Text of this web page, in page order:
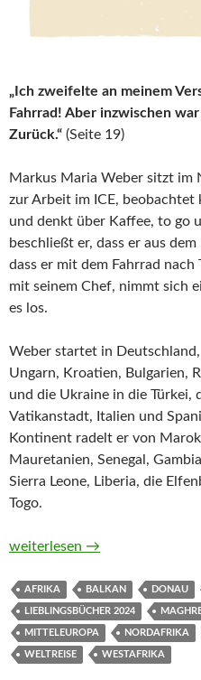
„Ich zweifelte an meinem
Fahrrad! Aber inzwischen
Zurück.“ (Seite 19)
Markus Maria Weber sitzt im
zur Arbeit im ICE,
und denkt über Kaffee, to go
beschließt er, dass er aus
dass er mit dem Fahrrad
mit seinem Chef, nimmt sich
es los.
Weber startet in
Ungarn, Kroatien, Bulgarien,
und die Ukraine in die Türkei,
Vatikanstadt, Italien und
Kontinent radelt er von
Mauretanien, Senegal,
Sierra Leone, Liberia, die
Togo.
Ein Coffee to go in Togo. Ein
weiterlesen →
AFRIKA BALKAN DONAU
LIEBLINGSBÜCHER 2024
MITTELEUROPA NORDAFRIKA
WELTREISE WESTAFRIKA